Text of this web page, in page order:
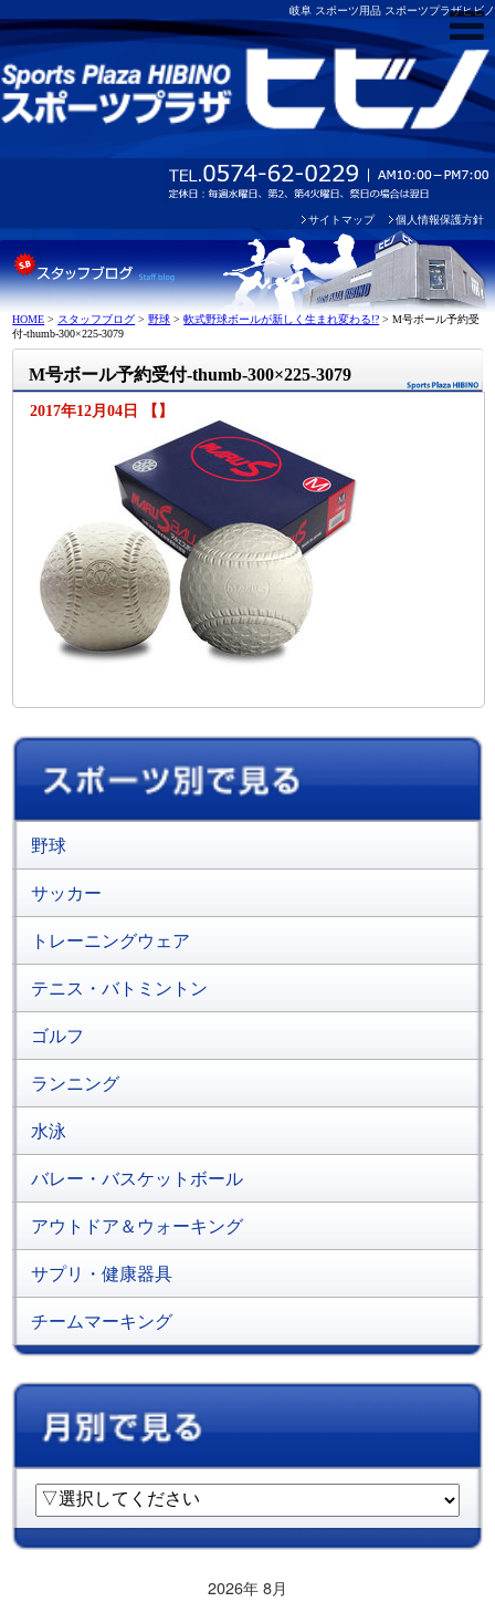
岐阜 スポーツ用品 スポーツプラザヒビノ
サイトマップ 個人情報保護方針
HOME > スタッフブログ >野球 >軟式野球ボールが新しく生まれ変わる!? >M号ボール予約受
付-thumb-300×225-3079
M号ボール予約受付-thumb-300×225-3079
2017年12月04日 【】
野球
サッカー
トレーニングウェア
テニス・バトミントン
ゴルフ
ランニング
水泳
バレー・バスケットボール
アウトドア＆ウォーキング
サプリ・健康器具
チームマーキング
2026年 8月